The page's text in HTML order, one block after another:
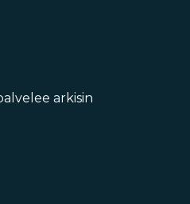
arkisin